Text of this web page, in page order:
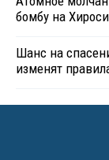
бомбу на
Шанс на
изменят